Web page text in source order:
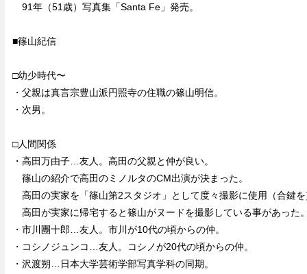
91年（51歳）写真集「Santa Fe」発売。
■篠山紀信
□幼少時代〜
・父親は真言宗豊山派円照寺の住職の篠山明信。
・次男。
□人間関係
・高田万由子…友人。高田の父親と仲が良い。
篠山の紹介で高田のミノルタのCM出演が決まった。
高田の実家を「篠山第2スタジオ」として度々撮影に使用（合鍵
高田が実家に帰宅すると篠山がヌードを撮影している事があった
・市川團十郎…友人。市川が10代の頃からの仲。
・コシノジュンコ…友人。コシノが20代の頃からの仲。
・沢渡朔…日本大学芸術学部写真学科の同期。